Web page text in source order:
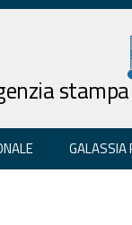
GALASSIA